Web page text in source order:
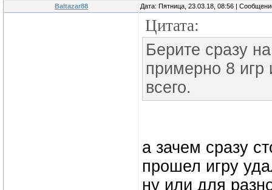
Baltazar88 Дата: Пятница, 23.03.18, 08:56 |
Цитата:
Берите сразу
примерно 8 игр
всего.
а зачем сразу
прошел игру
ну или для